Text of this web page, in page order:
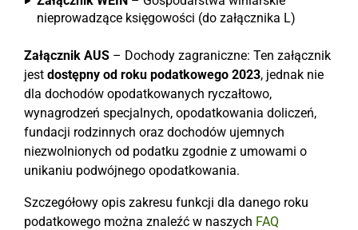
nieprowadzące księgowości (do załącznika L)
Załącznik AUS – Dochody zagraniczne: Ten załącznik
jest dostępny od roku podatkowego 2023, jednak nie
dla dochodów opodatkowanych ryczałtowo,
wynagrodzeń specjalnych, opodatkowania doliczeń,
fundacji rodzinnych oraz dochodów ujemnych
niezwolnionych od podatku zgodnie z umowami o
unikaniu podwójnego opodatkowania.
Szczegółowy opis zakresu funkcji dla danego roku
podatkowego można znaleźć w naszych FAQ